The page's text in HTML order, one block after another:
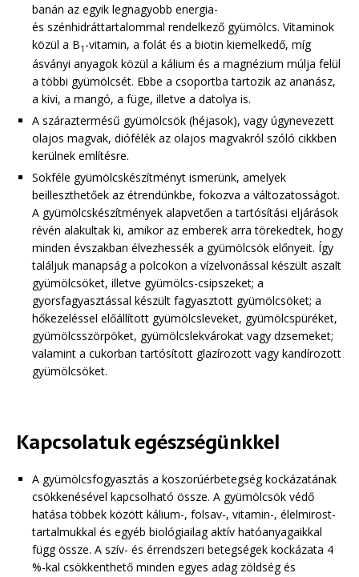
banán az egyik legnagyobb energia-
és szénhidráttartalommal rendelkező gyümölcs. Vitaminok
közül a B1 -vitamin, a folát és a biotin kiemelkedő, míg
ásványi anyagok közül a kálium és a magnézium múlja felül
a többi gyümölcsét. Ebbe a csoportba tartozik az ananász,
a kivi, a mangó, a füge, illetve a datolya is.
A száraztermésű gyümölcsök (héjasok), vagy úgynevezett
olajos magvak, diófélék az olajos magvakról szóló cikkben
kerülnek említésre.
Sokféle gyümölcskészítményt ismerünk, amelyek
beilleszthetőek az étrendünkbe, fokozva a változatosságot.
A gyümölcskészítmények alapvetően a tartósítási eljárások
révén alakultak ki, amikor az emberek arra törekedtek, hogy
minden évszakban élvezhessék a gyümölcsök előnyeit. Így
találjuk manapság a polcokon a vízelvonással készült aszalt
gyümölcsöket, illetve gyümölcs-csipszeket; a
gyorsfagyasztással készült fagyasztott gyümölcsöket; a
hőkezeléssel előállított gyümölcsleveket, gyümölcspüréket,
gyümölcsszörpöket, gyümölcslekvárokat vagy dzsemeket;
valamint a cukorban tartósított glazírozott vagy kandírozott
gyümölcsöket.
Kapcsolatuk egészségünkkel
A gyümölcsfogyasztás a koszorúérbetegség kockázatának
csökkenésével kapcsolható össze. A gyümölcsök védő
hatása többek között kálium-, folsav-, vitamin-, élelmirost-
tartalmukkal és egyéb biológiailag aktív hatóanyagaikkal
függ össze. A szív- és érrendszeri betegségek kockázata 4
%-kal csökkenthető minden egyes adag zöldség és